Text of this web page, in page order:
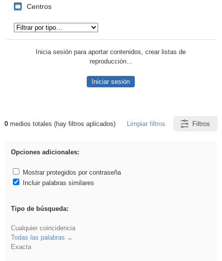
Centros
Inicia sesión para aportar contenidos, crear listas de
reproducción...
Iniciar sesión
Resultados de: Binnorie
0medios totales (hay filtros aplicados) Limpiar filtros Filtros
Opciones adicionales:
Mostrar protegidos por contraseña
Incluir palabras similares
Tipo de búsqueda:
Cualquier coincidencia
Todas las palabras
Exacta